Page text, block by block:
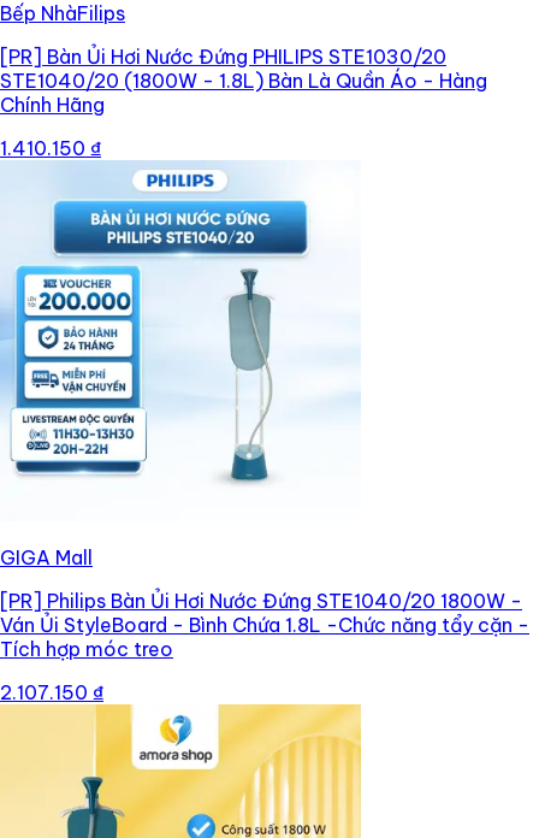
Bếp NhàFilips
[PR] Bàn Ủi Hơi Nước Đứng PHILIPS STE1030/20
STE1040/20 (1800W - 1.8L) Bàn Là Quần Áo - Hàng
Chính Hãng
1.410.150 ₫
GIGA Mall
[PR] Philips Bàn Ủi Hơi Nước Đứng STE1040/20 1800W -
Ván Ủi StyleBoard - Bình Chứa 1.8L -Chức năng tẩy cặn -
Tích hợp móc treo
2.107.150 ₫